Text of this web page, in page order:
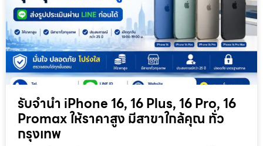
รับจำนำ iPhone 16, 16 Plus, 16 Pro, 16
Promax ให้ราคาสูง มีสาขาใกล้คุณ ทั่ว
กรุงเทพ